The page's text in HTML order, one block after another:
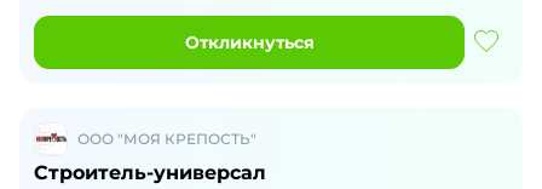
Откликнуться
ООО "МОЯ КРЕПОСТЬ"
Строитель-универсал